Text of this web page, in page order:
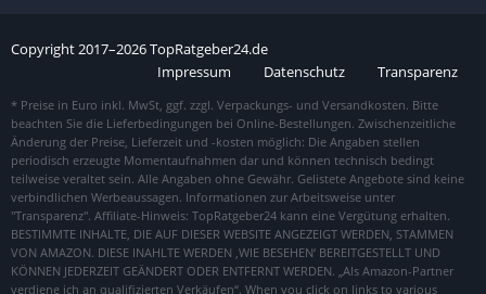
Copyright2017–2026TopRatgeber24.de
Impressum
Datenschutz Transparenz